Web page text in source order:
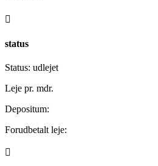

status
Status: udlejet
Leje pr. mdr.
Depositum:
Forudbetalt leje:
